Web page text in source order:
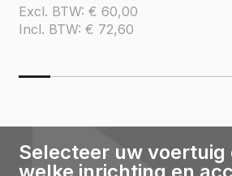
Excl. BTW: € 60,00
Incl. BTW: € 72,60
Selecteer uw voertuig